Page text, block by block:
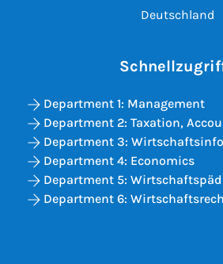
Deutschland
Department 1: Management
Department 2: Taxation,
Department 3:
Department 4: Economics
Department 5:
Department 6: